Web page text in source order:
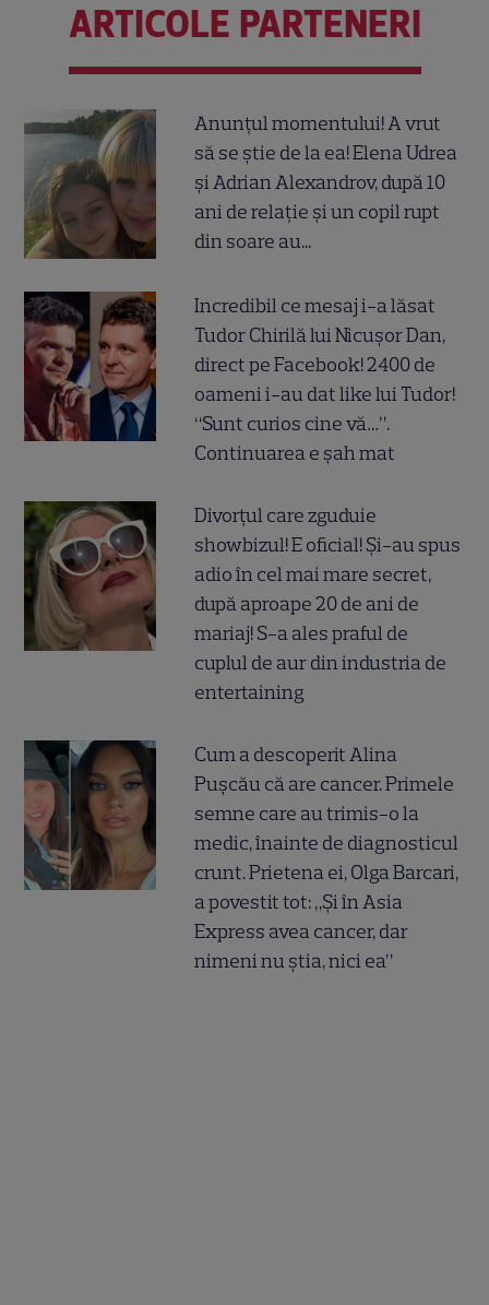
ARTICOLE PARTENERI
Anunțul momentului! A vrut
să se știe de la ea! Elena Udrea
și Adrian Alexandrov, după 10
ani de relație și un copil rupt
din soare au...
Incredibil ce mesaj i-a lăsat
Tudor Chirilă lui Nicușor Dan,
direct pe Facebook! 2400 de
oameni i-au dat like lui Tudor!
“Sunt curios cine vă…”.
Continuarea e șah mat
Divorțul care zguduie
showbizul! E oficial! Și-au spus
adio în cel mai mare secret,
după aproape 20 de ani de
mariaj! S-a ales praful de
cuplul de aur din industria de
entertaining
Cum a descoperit Alina
Pușcău că are cancer. Primele
semne care au trimis-o la
medic, înainte de diagnosticul
crunt. Prietena ei, Olga Barcari,
a povestit tot: „Și în Asia
Express avea cancer, dar
nimeni nu știa, nici ea”